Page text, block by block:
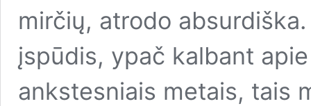
mirčių, atrodo
įspūdis, ypač kalbant
ankstesniais metais, tais